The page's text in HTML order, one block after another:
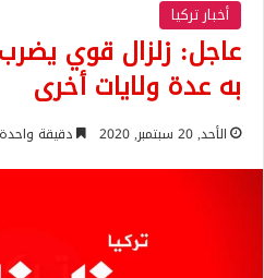
أخبار تركيا
عاجل: زلزال قوي
به عدة ولايات أخرى
الأحد, 20 سبتمبر, 2020 دقيقة واحدة